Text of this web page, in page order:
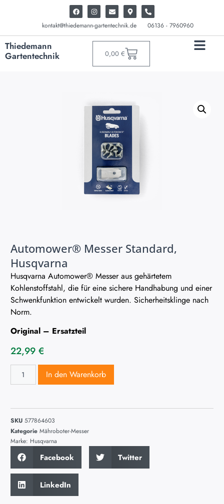
kontakt@thiedemann-gartentechnik.de 06136 - 7960960
Thiedemann
Gartentechnik
0,00 €
Automower® Messer Standard,
Husqvarna
Husqvarna Automower® Messer aus gehärtetem
Kohlenstoffstahl, die für eine sichere Handhabung und einer
Schwenkfunktion entwickelt wurden. Sicherheitsklinge nach
Norm.
Original – Ersatzteil
22,99 €
In den Warenkorb
SKU 577864603
Kategorie Mähroboter-Messer
Marke: Husqvarna
Facebook Twitter
LinkedIn